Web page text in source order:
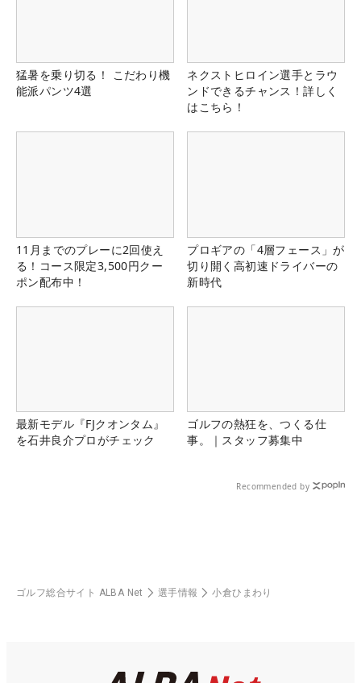
猛暑を乗り切る！ こだわり機
能派パンツ4選
ネクストヒロイン選手とラウ
ンドできるチャンス！詳しく
はこちら！
11月までのプレーに2回使え
る！コース限定3,500円クー
ポン配布中！
プロギアの「4層フェース」が
切り開く高初速ドライバーの
新時代
最新モデル『FJクオンタム』
を石井良介プロがチェック
ゴルフの熱狂を、つくる仕
事。｜スタッフ募集中
Recommended by
ゴルフ総合サイト ALBA Net 選手情報 小倉ひまわり